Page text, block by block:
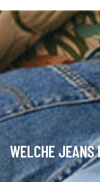
WELCHE JEANS